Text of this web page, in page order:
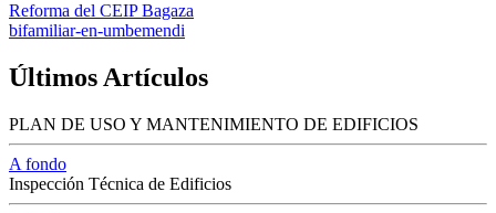
Reforma del CEIP Bagaza
bifamiliar-en-umbemendi
Últimos Artículos
PLAN DE USO Y MANTENIMIENTO DE EDIFICIOS
A fondo
Inspección Técnica de Edificios